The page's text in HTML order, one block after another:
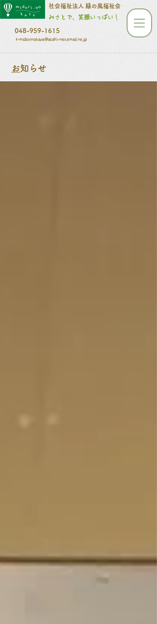
​​​​​社会福祉法人 緑の風福祉会
みさとで、笑顔いっぱい！
048-959-1615
f-midorinokaze@asahi-net.email.ne.jp
​お知らせ